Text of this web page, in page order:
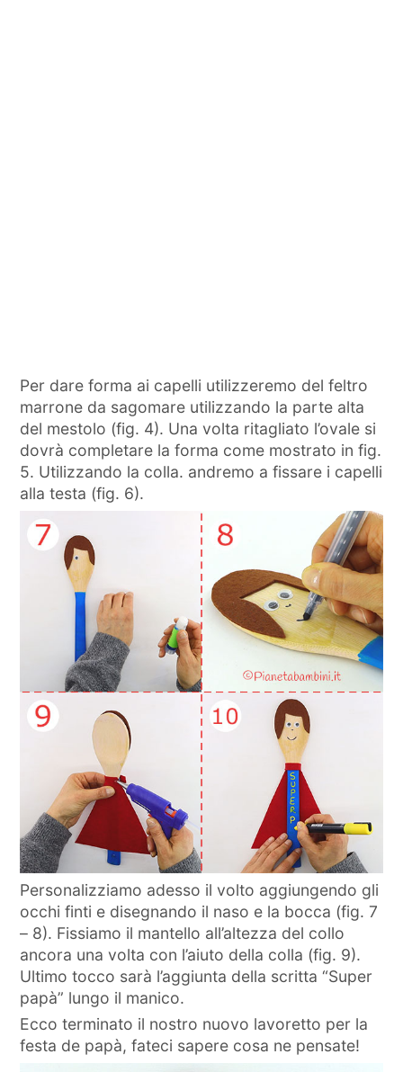
Per dare forma ai capelli utilizzeremo del feltro
marrone da sagomare utilizzando la parte alta
del mestolo (fig. 4). Una volta ritagliato l’ovale si
dovrà completare la forma come mostrato in fig.
5. Utilizzando la colla. andremo a fissare i capelli
alla testa (fig. 6).
Personalizziamo adesso il volto aggiungendo gli
occhi finti e disegnando il naso e la bocca (fig. 7
– 8). Fissiamo il mantello all’altezza del collo
ancora una volta con l’aiuto della colla (fig. 9).
Ultimo tocco sarà l’aggiunta della scritta “Super
papà” lungo il manico.
Ecco terminato il nostro nuovo lavoretto per la
festa de papà, fateci sapere cosa ne pensate!